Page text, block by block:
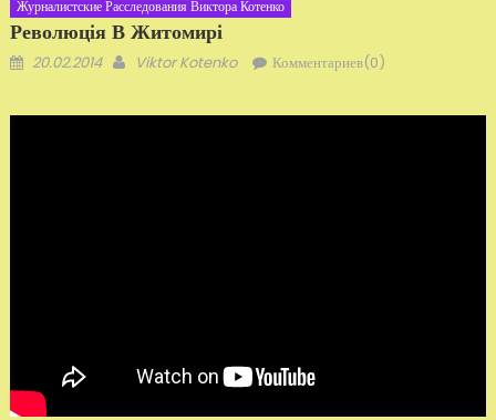
Журналистские Расследования Виктора Котенко
Революція В Житомирі
Добавлено
20.02.2014 Автор
Viktor Kotenko Комментариев(0)